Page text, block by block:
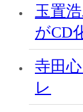
玉置
がCD
寺田
レ